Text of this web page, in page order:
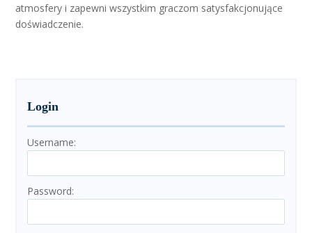
atmosfery i zapewni wszystkim graczom satysfakcjonujące
doświadczenie.
Login
Username:
Password: